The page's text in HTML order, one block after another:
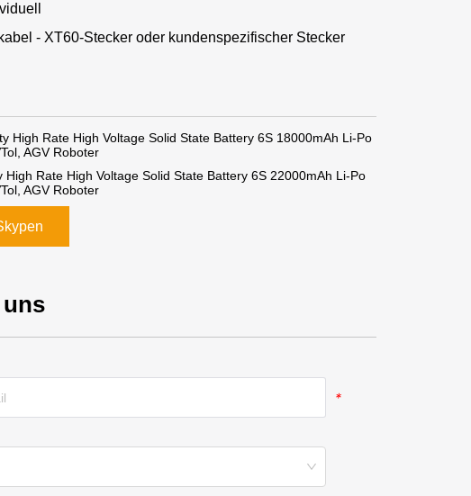
- XT60-Stecker oder kundenspezifischer Stecker
High Rate High Voltage Solid State Battery 6S 18000mAh Li-Po
AGV Roboter
Rate High Voltage Solid State Battery 6S 22000mAh Li-Po
AGV Roboter
*